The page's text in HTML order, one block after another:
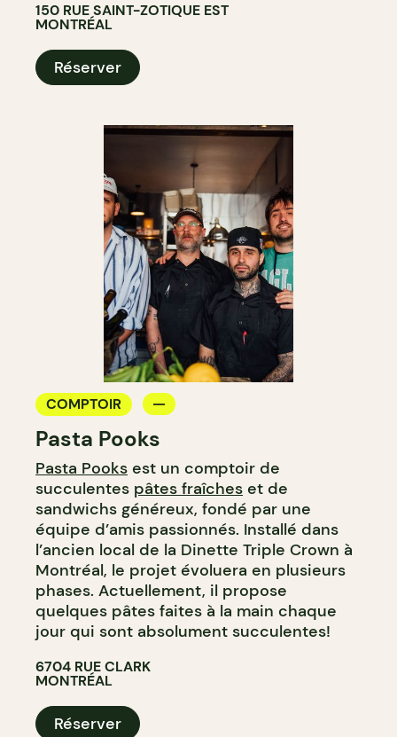
150 RUE SAINT-ZOTIQUE EST
MONTRÉAL
Réserver
COMPTOIR
Pasta Pooks
Pasta Pooks est un comptoir de
succulentes pâtes fraîches et de
sandwichs généreux, fondé par une
équipe d’amis passionnés. Installé dans
l’ancien local de la Dinette Triple Crown à
Montréal, le projet évoluera en plusieurs
phases. Actuellement, il propose
quelques pâtes faites à la main chaque
jour qui sont absolument succulentes!
6704 RUE CLARK
MONTRÉAL
Réserver